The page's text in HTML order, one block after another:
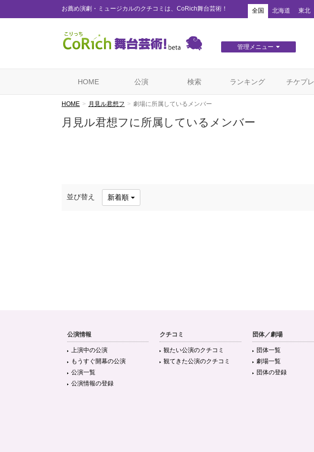
お薦め演劇・ミュージカルのクチコミは、CoRich舞台芸術！ 全国 北海道 東北
管理メニュー
HOME 公演 検索 ランキング チケプレ
HOME 月見ル君想フ 劇場に所属しているメンバー
月見ル君想フに所属しているメンバー
並び替え 新着順
公演情報
上演中の公演
もうすぐ開幕の公演
公演一覧
公演情報の登録
クチコミ
観たい公演のクチコミ
観てきた公演のクチコミ
団体／劇場
団体一覧
劇場一覧
団体の登録